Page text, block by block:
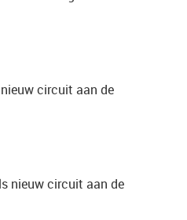
circuit aan de
nieuw circuit aan de